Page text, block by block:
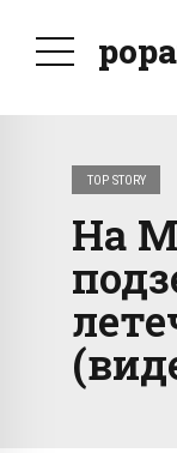
TOP STORY
На